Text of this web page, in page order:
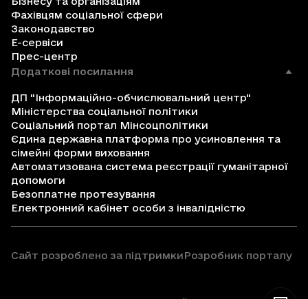
Фахівцям соціальної сфери
Законодавство
Е-сервіси
Прес-центр
Додаткові посилання
ДП "Інформаційно-обчислювальний центр"
Міністерства соціальної політики
Соціальний портал Мінсоцполітики
Єдина державна платформа про усиновлення та
сімейні форми виховання
Автоматизована система реєстрації гуманітарної
допомоги
Безоплатне протезування
Електронний кабінет особи з інвалідністю
Сайт розроблено за підтримкиРозробник порталу